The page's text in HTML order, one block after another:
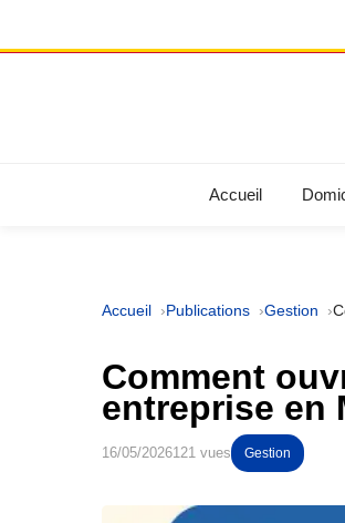
Accueil
Accueil Publications Gestion
Comment
entreprise en
16/05/2026121 vues Gestion